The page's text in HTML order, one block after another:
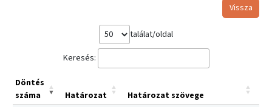
Vissza
találat/oldal
Keresés:
Döntés
száma
Határozat
Határozat szövege